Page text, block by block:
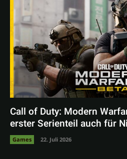
Call of Duty: Modern
erster Serienteil auch für
Games 22. Juli 2026